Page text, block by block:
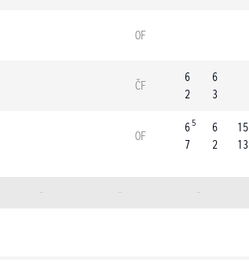
OF
ČF
6
2
6
3
OF
6 5
7
6
2
15
13
- - -